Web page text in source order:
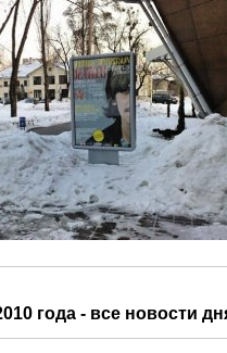
года - все новости